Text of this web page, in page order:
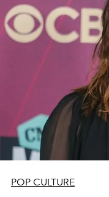
POP CULTURE